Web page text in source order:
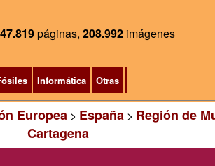
47.819páginas, 208.992 imágenes
Informática Otras
Europea> España> Región de
Cartagena